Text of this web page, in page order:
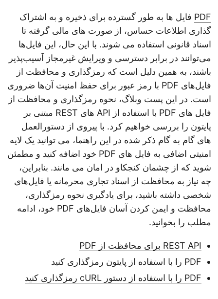
PDFفایل ها به طور گسترده برای ذخیره و به اشتراک
گذاری اطلاعات حساس، از صورت های مالی گرفته تا
اسناد قانونی استفاده می شوند. با این حال، این فایل‌ها
می‌توانند در برابر دسترسی و ویرایش غیرمجاز آسیب‌پذیر
باشند، به همین دلیل است که رمزگذاری و محافظت از
فایل‌های PDF با رمز عبور برای حفظ امنیت آن‌ها ضروری
است. در این پست وبلاگ، نحوه رمزگذاری و محافظت از
فایل های PDF با استفاده از API های REST مبتنی بر
پایتون را بررسی خواهیم کرد. با پیروی از دستورالعمل
های گام به گام ذکر شده در این راهنما، می توانید یک لایه
امنیتی اضافی به فایل های PDF خود اضافه کنید و مطمئن
شوید که از چشمان کنجکاو در امان می مانند. بنابراین،
چه نیاز به محافظت از اسناد تجاری محرمانه یا فایل‌های
شخصی داشته باشید، برای یادگیری نحوه رمزگذاری،
محافظت و ایمن کردن آسان فایل‌های PDF خود، ادامه
مطلب را بخوانید.
REST API برای محافظت از PDF
PDF را با استفاده از پایتون رمزگذاری کنید
PDF را با استفاده از دستور cURL رمزگذاری کنید